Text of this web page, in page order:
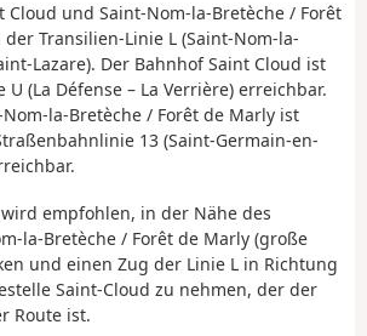
Cloud und Saint-Nom-la-Bretèche / Forêt
Transilien-Linie L (Saint-Nom-la-
Lazare). Der Bahnhof Saint Cloud ist
(La Défense – La Verrière) erreichbar.
la-Bretèche / Forêt de Marly ist
13 (Saint-Germain-en-
empfohlen, in der Nähe des
la-Bretèche / Forêt de Marly (große
und einen Zug der Linie L in Richtung
Saint-Cloud zu nehmen, der der
Route ist.